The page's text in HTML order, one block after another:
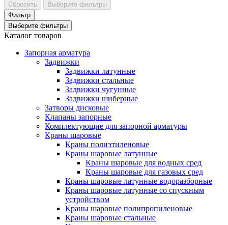
Сбросить
Выберите фильтры
Фильтр
Выберите фильтры
Каталог товаров
Запорная арматура
Задвижки
Задвижки латунные
Задвижки стальные
Задвижки чугунные
Задвижки шиберные
Затворы дисковые
Клапаны запорные
Комплектующие для запорной арматуры
Краны шаровые
Краны полиэтиленовые
Краны шаровые латунные
Краны шаровые для водных сред
Краны шаровые для газовых сред
Краны шаровые латунные водоразборные
Краны шаровые латунные со спускным
устройством
Краны шаровые полипропиленовые
Краны шаровые стальные